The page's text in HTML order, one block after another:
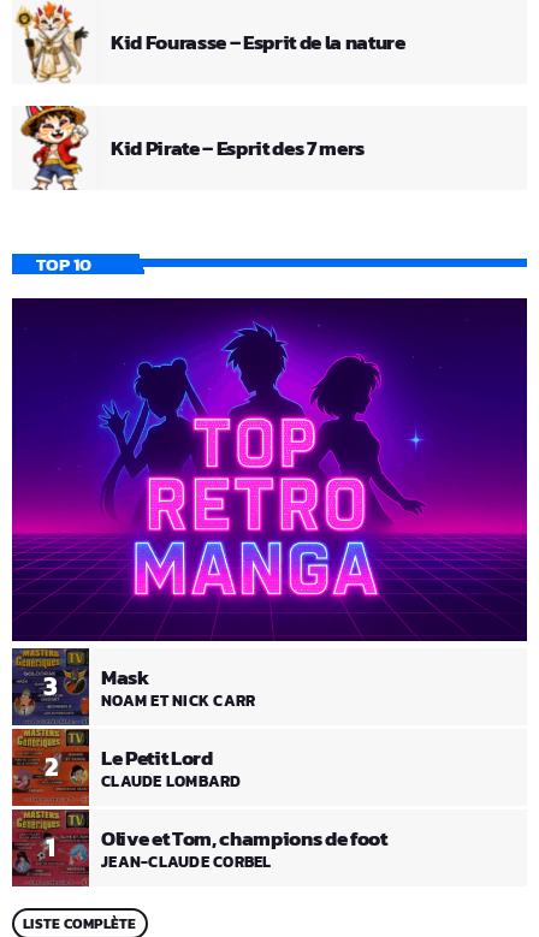
Kid Fourasse – Esprit de la nature
Kid Pirate – Esprit des 7 mers
TOP 10
1 Olive et Tom, champions de foot
JEAN-CLAUDE CORBEL
2 Le Petit Lord
CLAUDE LOMBARD
3 Mask
NOAM ET NICK CARR
LISTE COMPLÈTE